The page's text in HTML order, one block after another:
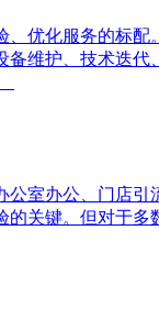
优化服务的标
维护、技术迭
室办公、门店
关键。但对于